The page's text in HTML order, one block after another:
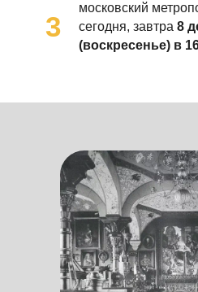
3
московский
сегодня, завтра 8
(воскресенье) в